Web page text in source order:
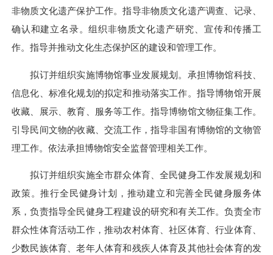
非物质文化遗产保护工作。指导非物质文化遗产调查、记录、
确认和建立名录。组织非物质文化遗产研究、宣传和传播工
作。指导并推动文化生态保护区的建设和管理工作。
拟订并组织实施博物馆事业发展规划。承担博物馆科技、
信息化、标准化规划的拟定和推动落实工作。指导博物馆开展
收藏、展示、教育、服务等工作。指导博物馆文物征集工作。
引导民间文物的收藏、交流工作，指导非国有博物馆的文物管
理工作。依法承担博物馆安全监督管理相关工作。
拟订并组织实施全市群众体育、全民健身工作发展规划和
政策。推行全民健身计划，推动建立和完善全民健身服务体
系，负责指导全民健身工程建设的研究和有关工作。负责全市
群众性体育活动工作，推动农村体育、社区体育、行业体育、
少数民族体育、老年人体育和残疾人体育及其他社会体育的发